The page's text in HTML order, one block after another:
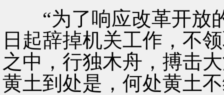
“为了响应改革开放
日起辞掉机关工作，不
之中，行独木舟，搏击
黄土到处是，何处黄土